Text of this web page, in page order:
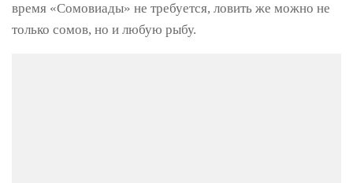
время «Сомовиады» не требуется, ловить же можно не
только сомов, но и любую рыбу.